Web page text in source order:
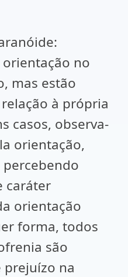
no
mas estão
à própria
casos, observa-
orientação,
caráter
orientação
forma, todos
são
prejuízo na